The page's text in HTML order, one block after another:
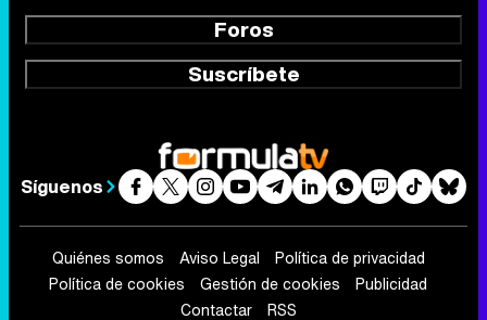
Foros
Suscríbete
Síguenos
Quiénes somos Aviso Legal
Política de privacidad
Política de cookies
Gestión de cookies
Publicidad
Contactar
RSS